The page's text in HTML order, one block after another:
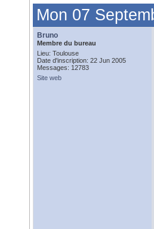
Mon 07
Bruno
Membre du bureau
Lieu: Toulouse
Date d'inscription: 22 Jun 2005
Messages: 12783
Site web